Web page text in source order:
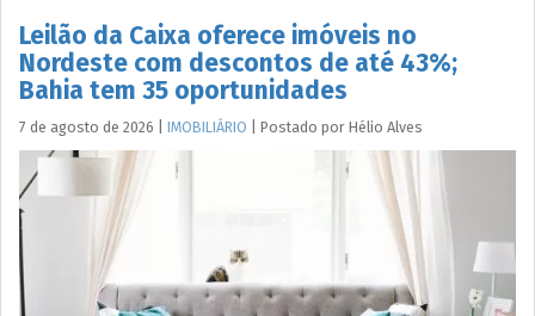
Leilão da Caixa oferece imóveis no
Nordeste com descontos de até 43%;
Bahia tem 35 oportunidades
7 de agosto de 2026 IMOBILIÁRIO Postado por Hélio Alves